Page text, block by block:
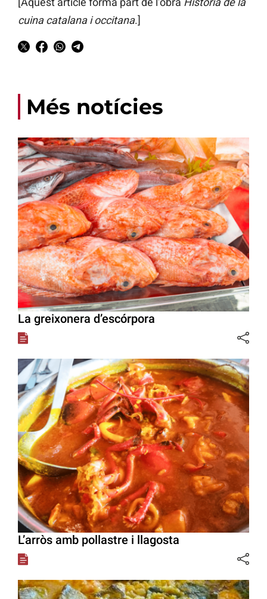
cuina catalana i occitana.]
Més notícies
La greixonera d’escórpora
L’arròs amb pollastre i llagosta